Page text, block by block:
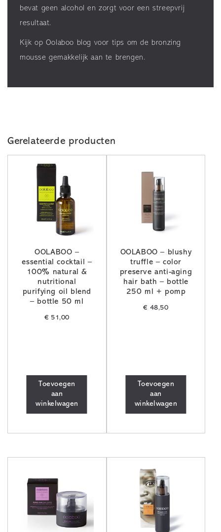
bevat geen alcohol en zorgt voor een streepvrij
resultaat.
Kijk op Oolaboo blog voor tips om de bronzing
mousse gemakkelijk aan te brengen.
Gerelateerde producten
OOLABOO –
essential cocktail –
100% natural &
nutritional
purifying oil blend
– bottle 50 ml
€ 51,00
Toevoegen
aan
winkelwagen
OOLABOO – blushy
truffle – color
preserve anti-aging
hair bath – bottle
250 ml + pomp
€ 48,50
Toevoegen
aan
winkelwagen